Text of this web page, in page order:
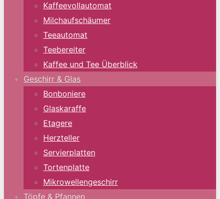
Kaffeevollautomat
Milchaufschäumer
Teeautomat
Teebereiter
Kaffee und Tee Überblick
Geschirr & Glas
Bonboniere
Glaskaraffe
Etagere
Herzteller
Servierplatten
Tortenplatte
Mikrowellengeschirr
Töpfe & Pfannen